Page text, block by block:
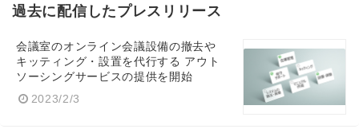
過去に配信したプレスリリース
会議室のオンライン会議設備の撤去や
キッティング・設置を代行する アウト
ソーシングサービスの提供を開始
2023/2/3